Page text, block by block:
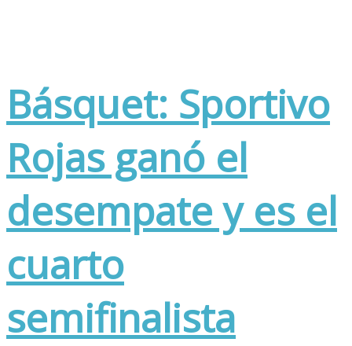
Básquet: Sportivo
Rojas ganó el
desempate y es el
cuarto
semifinalista